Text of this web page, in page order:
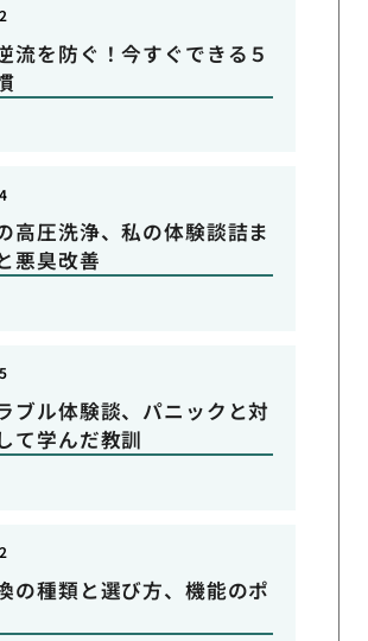
流を防ぐ！今すぐできる５
高圧洗浄、私の体験談詰ま
悪臭改善
ブル体験談、パニックと対
て学んだ教訓
の種類と選び方、機能のポ